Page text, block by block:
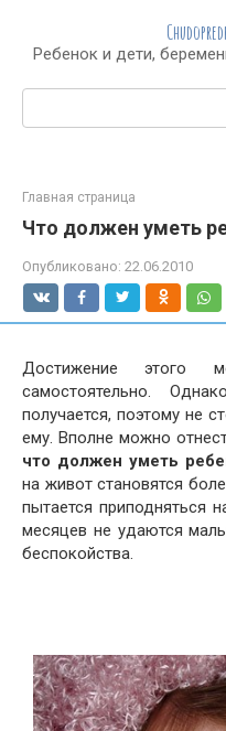
контентуРебенок и дети,
Поиск:
Главная страница
Что должен уметь
Опубликовано: 22.06.2010
Достижение этого
самостоятельно.
получается, поэтому не
ему. Вполне можно
что должен уметь
на живот становятся
пытается приподняться
месяцев не удаются
беспокойства.